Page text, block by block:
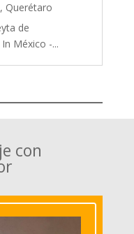
, Querétaro
de
México -...
con